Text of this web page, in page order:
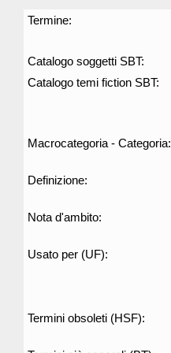
Termine:
Catalogo soggetti SBT:
Catalogo temi fiction SBT:
Macrocategoria - Categoria:
Definizione:
Nota d'ambito:
Usato per (UF):
Termini obsoleti (HSF):